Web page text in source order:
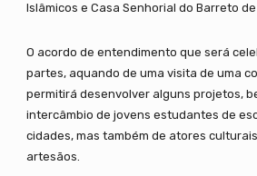
Islâmicos e Casa Senhorial do Barreto
O acordo de entendimento que será
partes, aquando de uma visita de uma
permitirá desenvolver alguns projetos,
intercâmbio de jovens estudantes de
cidades, mas também de atores
artesãos.